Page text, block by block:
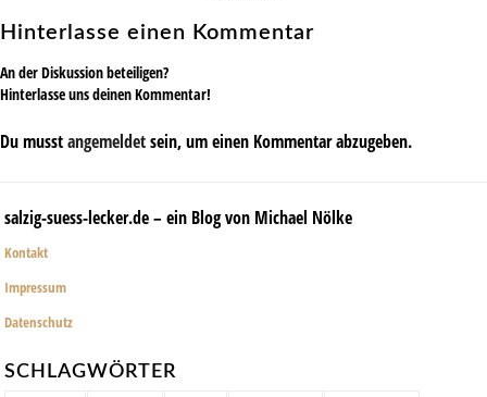
Hinterlasse einen Kommentar
An der Diskussion beteiligen?
Hinterlasse uns deinen Kommentar!
Du musstangemeldetsein, um einen Kommentar abzugeben.
salzig-suess-lecker.de – ein Blog von Michael Nölke
Kontakt
Impressum
Datenschutz
SCHLAGWÖRTER